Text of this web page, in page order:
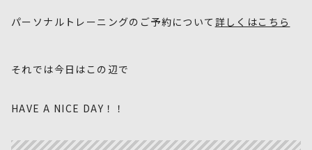
パーソナルトレーニングのご予約について 詳しくはこちら
それでは今日はこの辺で
HAVE A NICE DAY！！